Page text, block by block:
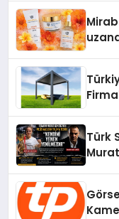
Türk